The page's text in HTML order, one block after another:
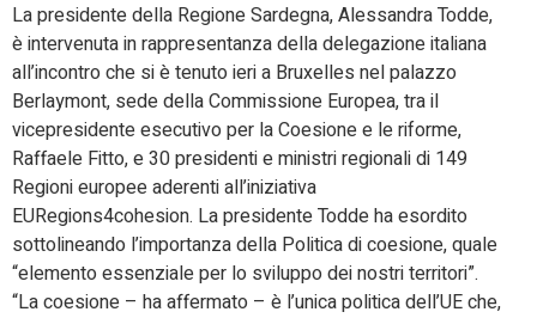
La presidente della Regione Sardegna, Alessandra Todde,
è intervenuta in rappresentanza della delegazione italiana
all’incontro che si è tenuto ieri a Bruxelles nel palazzo
Berlaymont, sede della Commissione Europea, tra il
vicepresidente esecutivo per la Coesione e le riforme,
Raffaele Fitto, e 30 presidenti e ministri regionali di 149
Regioni europee aderenti all’iniziativa
EURegions4cohesion. La presidente Todde ha esordito
sottolineando l’importanza della Politica di coesione, quale
“elemento essenziale per lo sviluppo dei nostri territori”.
“La coesione – ha affermato – è l’unica politica dell’UE che,